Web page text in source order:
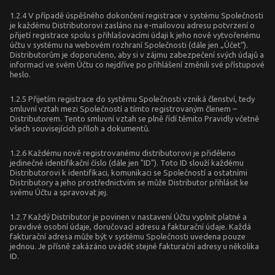
1.2.4 V případě úspěšného dokončení registrace v systému Společnosti
je každému Distributorovi zasláno na e-mailovou adresu potvrzení o
přijetí registrace spolu s přihlašovacími údaji k jeho nově vytvořenému
účtu v systému na webovém rozhraní Společnosti (dále jen „Účet“).
Distributorům je doporučeno, aby si v zájmu zabezpečení svých údajů a
informací ve svém Účtu co nejdříve po přihlášení změnili své přístupové
heslo.
1.2.5 Přijetím registrace do systému Společnosti vzniká členství, tedy
smluvní vztah mezi Společností a tímto registrovaným členem –
Distributorem. Tento smluvní vztah se plně řídí těmito Pravidly včetně
všech souvisejících příloh a dokumentů.
1.2.6 Každému nově registrovanému distributorovi je přiděleno
jedinečné identifikační číslo (dále jen "ID"). Toto ID slouží každému
Distributorovi k identifikaci, komunikaci se Společností a ostatními
Distributory a jeho prostřednictvím se může Distributor přihlásit ke
svému Účtu a spravovat jej.
1.2.7 Každý Distributor je povinen v nastavení Účtu vyplnit platné a
pravdivé osobní údaje, doručovací adresu a fakturační údaje. Každá
fakturační adresa může být v systému Společnosti uvedena pouze
jednou. Je přísně zakázáno uvádět stejné fakturační adresy u několika
ID.